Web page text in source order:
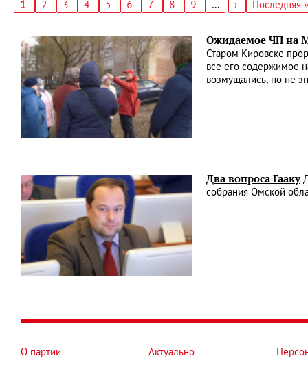
Текущая
1 Страница
2 Страница
3 Страница
4 Страница
5 Страница
6 Страница
7 Страница
8 Страница
9 …
Следующая
›
Последняя
Последняя »
Ожидаемое ЧП на
Старом Кировске
все его содержимое
возмущались, но не
Два вопроса Гааку
собрания Омской
О партии Актуально